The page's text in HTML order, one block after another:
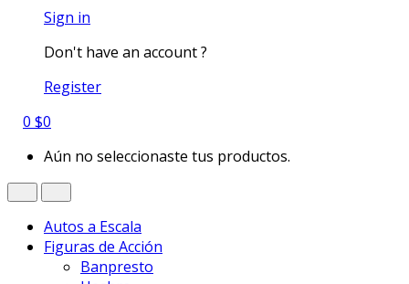
Sign in
Don't have an account ?
Register
0 $0
Aún no seleccionaste tus productos.
Autos a Escala
Figuras de Acción
Banpresto